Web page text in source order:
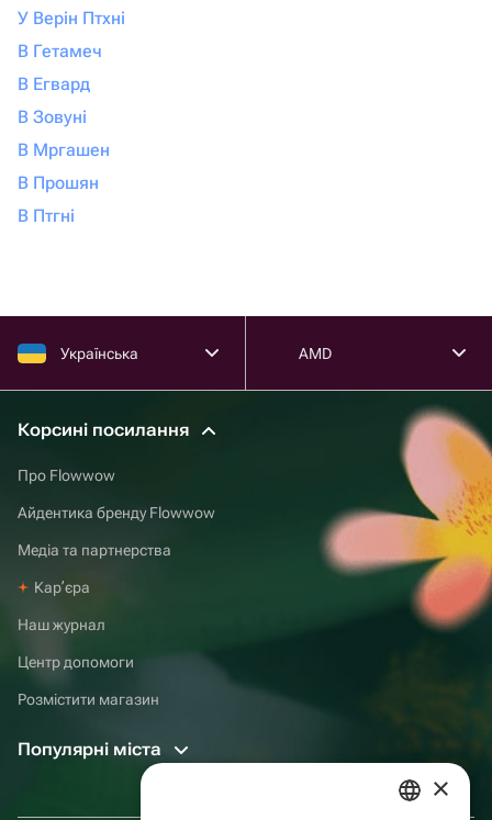
У Верін Птхні
В Гетамеч
В Егвард
В Зовуні
В Мргашен
В Прошян
В Птгні
Українська AMD
Корсині посилання
Про Flowwow
Айдентика бренду Flowwow
Медіа та партнерства
Карʼєра
Наш журнал
Центр допомоги
Розмістити магазин
Популярні міста
×